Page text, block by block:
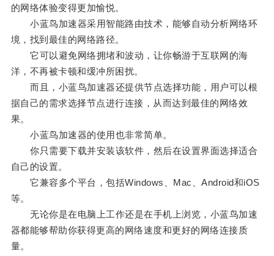
的网络体验变得更加愉悦。
小蓝鸟加速器采用智能路由技术，能够自动分析网络环
境，找到最佳的网络路径。
它可以避免网络拥堵和波动，让你畅游于互联网的海
洋，不再被卡顿和缓冲所困扰。
而且，小蓝鸟加速器还提供节点选择功能，用户可以根
据自己的需求选择节点进行连接，从而达到最佳的网络效
果。
小蓝鸟加速器的使用也非常简单。
你只需要下载并安装该软件，然后在设置界面选择适合
自己的设置。
它兼容多个平台，包括Windows、Mac、Android和iOS
等。
无论你是在电脑上工作还是在手机上浏览，小蓝鸟加速
器都能够帮助你获得更高的网络速度和更好的网络连接质
量。